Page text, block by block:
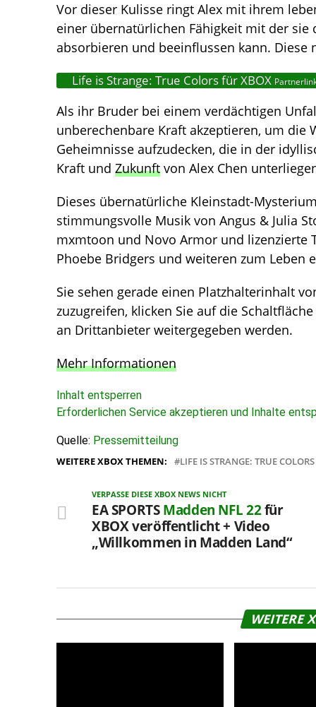
Vor dieser Kulisse ringt Alex mit ihrem
einer übernatürlichen Fähigkeit mit der
absorbieren und beeinflussen kann.
Life is Strange: True Colors für XBOX
Als ihr Bruder bei einem verdächtigen
unberechenbare Kraft akzeptieren, um
Geheimnisse aufzudecken, die in der
Kraft und Zukunft von Alex Chen
Dieses übernatürliche Kleinstadt-
stimmungsvolle Musik von Angus & Julia
mxmtoon und Novo Armor und lizenzierte
Phoebe Bridgers und weiteren zum Leben
Sie sehen gerade einen Platzhalterinhalt
zuzugreifen, klicken Sie auf die
an Drittanbieter weitergegeben werden.
Mehr Informationen
Inhalt entsperren
Erforderlichen Service akzeptieren und Inhalte
Quelle: Pressemitteilung
WEITERE XBOX THEMEN: LIFE IS STRANGE: TRUE COLORS
VERPASSE DIESE XBOX NEWS NICHT
EA SPORTSMadden NFL 22für
XBOX veröffentlicht + Video
„Willkommen in Madden Land“
WEITERE